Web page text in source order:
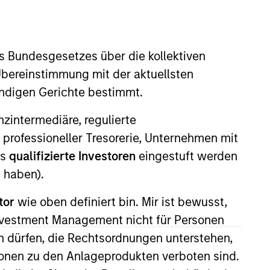
Bundesgesetzes über die kollektiven
mit der aktuellsten
Gerichte bestimmt.
regulierte
Tresorerie, Unternehmen mit
qualifizierte Investoren eingestuft werden
wie oben definiert bin. Mir ist bewusst,
Management nicht für Personen
die Rechtsordnungen unterstehen,
zu den Anlageprodukten verboten sind.
that the investment mentioned
The trademarks and service marks
sponsored, or otherwise approved by
are providing these hyperlinks to you
investigation, verification or
the information contained on the site